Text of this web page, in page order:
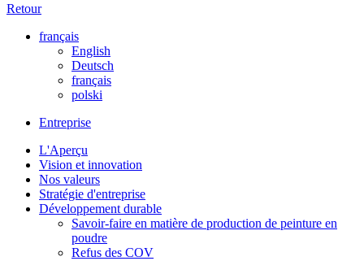
Retour
français
English
Deutsch
français
polski
Entreprise
L'Aperçu
Vision et innovation
Nos valeurs
Stratégie d'entreprise
Développement durable
Savoir-faire en matière de production de peinture en
poudre
Refus des COV